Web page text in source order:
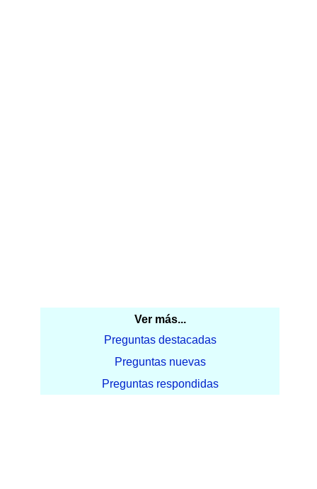
Ver más...
Preguntas destacadas
Preguntas nuevas
Preguntas respondidas